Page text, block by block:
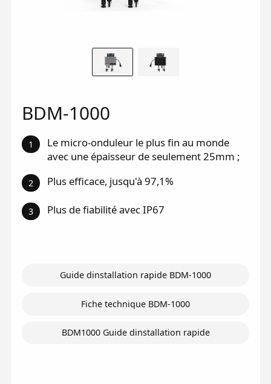
BDM-1000
1
Le micro-onduleur le plus fin au monde
avec une épaisseur de seulement 25mm ;
2 Plus efficace, jusqu'à 97,1%
3 Plus de fiabilité avec IP67
Guide dinstallation rapide BDM-1000
Fiche technique BDM-1000
BDM1000 Guide dinstallation rapide